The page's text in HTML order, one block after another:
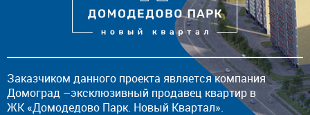
Заказчиком данного проекта является компания
Домоград –эксклюзивный продавец квартир в
ЖК «Домодедово Парк. Новый Квартал».